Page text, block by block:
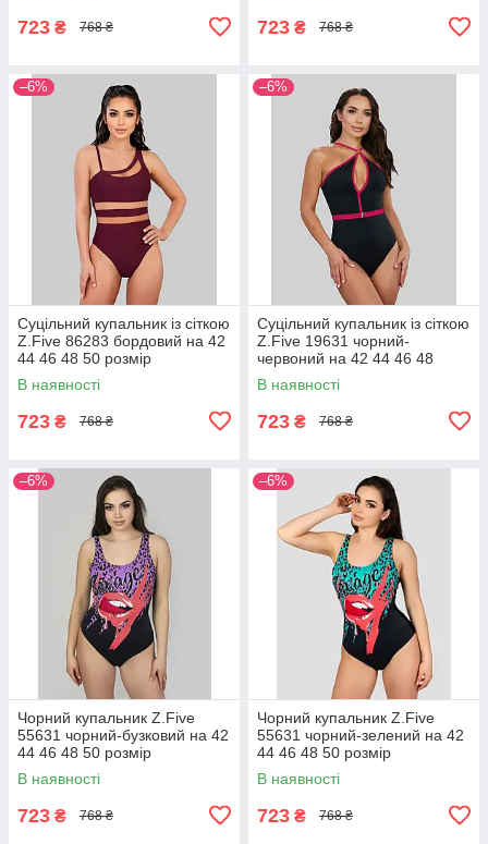
723 ₴ 768 ₴ 723 ₴ 768 ₴
–6%
Суцільний купальник із сіткою
Z.Five 86283 бордовий на 42
44 46 48 50 розмір
В наявності
723 ₴ 768 ₴
–6%
Суцільний купальник із сіткою
Z.Five 19631 чорний-
червоний на 42 44 46 48
розмір
В наявності
723 ₴ 768 ₴
–6%
Чорний купальник Z.Five
55631 чорний-бузковий на 42
44 46 48 50 розмір
В наявності
723 ₴ 768 ₴
–6%
Чорний купальник Z.Five
55631 чорний-зелений на 42
44 46 48 50 розмір
В наявності
723 ₴ 768 ₴